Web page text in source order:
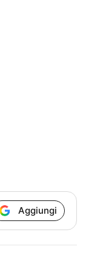
Aggiungi